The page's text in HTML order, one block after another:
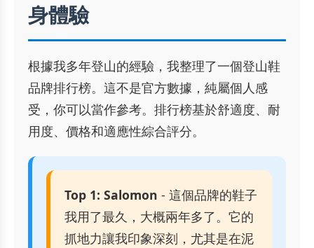
身體驗
根據我多年登山的經驗，我整理了一個登山鞋
品牌排行榜。這不是官方數據，純屬個人感
受，你可以當作參考。排行榜基於舒適度、耐
用度、價格和適應性綜合評分。
Top 1: Salomon - 這個品牌的鞋子
我用了最久，大概兩年多了。它的
抓地力讓我印象深刻，尤其是在泥